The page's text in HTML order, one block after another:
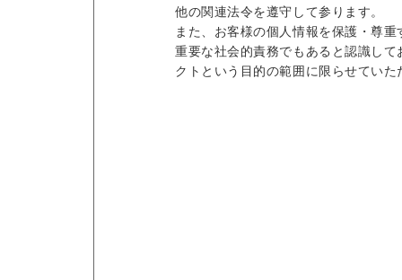
他の関連法令を遵守して参ります。
また、お客様の個人情報を保護・尊
重要な社会的責務でもあると認識し
クトという目的の範囲に限らせていた